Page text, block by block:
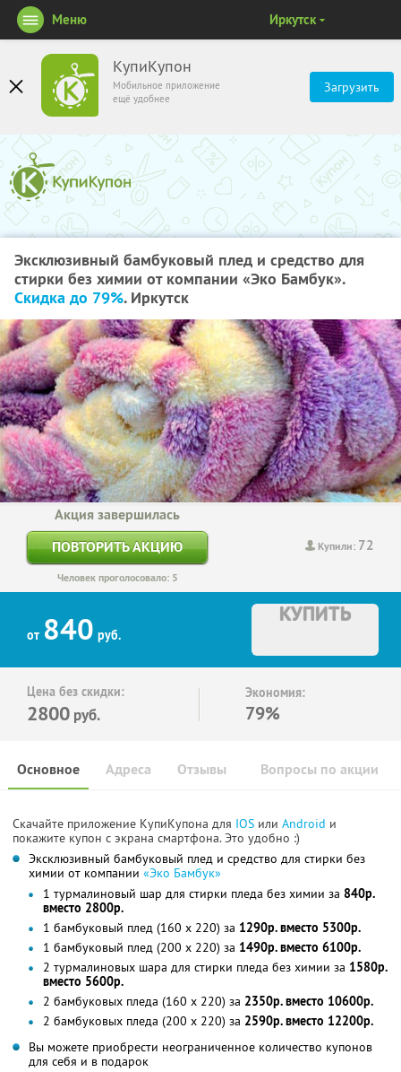
КупиКупон
Мобильное приложение
ещё удобнее
Загрузить
Меню Иркутск
Эксклюзивный бамбуковый плед и средство для
стирки без химии от компании «Эко Бамбук».
Скидка до 79%. Иркутск
Купили: 72
Акция завершилась
ПОВТОРИТЬ АКЦИЮ
Человек проголосовало: 5
от 840 руб.
КУПИТЬ
Цена без скидки:
2800 руб.
Экономия:
79%
Основное Отзывы Вопросы по акции
Адреса
Скачайте приложение КупиКупона для IOS или Android и
покажите купон с экрана смартфона. Это удобно :)
Эксклюзивный бамбуковый плед и средство для стирки без
химии от компании «Эко Бамбук»
1 турмалиновый шар для стирки пледа без химии за 840р.
вместо 2800р.
1 бамбуковый плед (160 x 220) за 1290р. вместо 5300р.
1 бамбуковый плед (200 х 220) за 1490р. вместо 6100р.
2 турмалиновых шара для стирки пледа без химии за 1580р.
вместо 5600р.
2 бамбуковых пледа (160 x 220) за 2350р. вместо 10600р.
2 бамбуковых пледа (200 х 220) за 2590р. вместо 12200р.
Вы можете приобрести неограниченное количество купонов
для себя и в подарок